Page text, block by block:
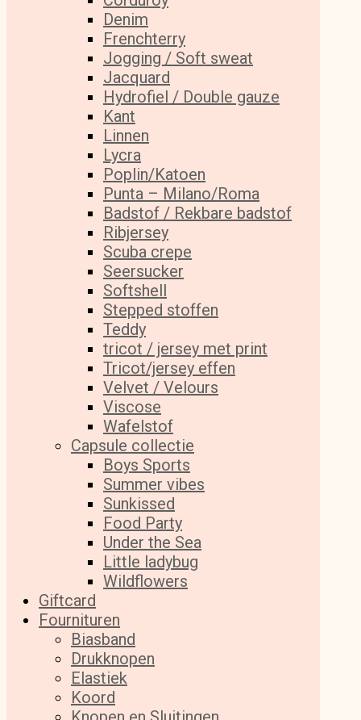
Denim
Frenchterry
Jogging / Soft sweat
Jacquard
Hydrofiel / Double gauze
Kant
Linnen
Lycra
Poplin/Katoen
Punta – Milano/Roma
Badstof / Rekbare badstof
Ribjersey
Scuba crepe
Seersucker
Softshell
Stepped stoffen
Teddy
tricot / jersey met print
Tricot/jersey effen
Velvet / Velours
Viscose
Wafelstof
Capsule collectie
Boys Sports
Summer vibes
Sunkissed
Food Party
Under the Sea
Little ladybug
Wildflowers
Giftcard
Fournituren
Biasband
Drukknopen
Elastiek
Koord